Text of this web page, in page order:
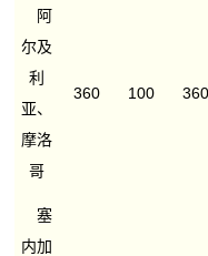
阿
尔及
利
亚、
摩洛
哥
360 100 360
塞
内加